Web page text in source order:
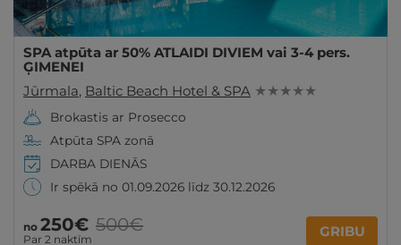
SPA atpūta ar 50% ATLAIDI DIVIEM vai 3-4 pers.
ĢIMENEI
Jūrmala, Baltic Beach Hotel & SPA ★ ★ ★ ★ ★
Brokastis ar Prosecco
Atpūta SPA zonā
DARBA DIENĀS
Ir spēkā no 01.09.2026 līdz 30.12.2026
no 250€
Par 2 naktīm
500€ GRIBU